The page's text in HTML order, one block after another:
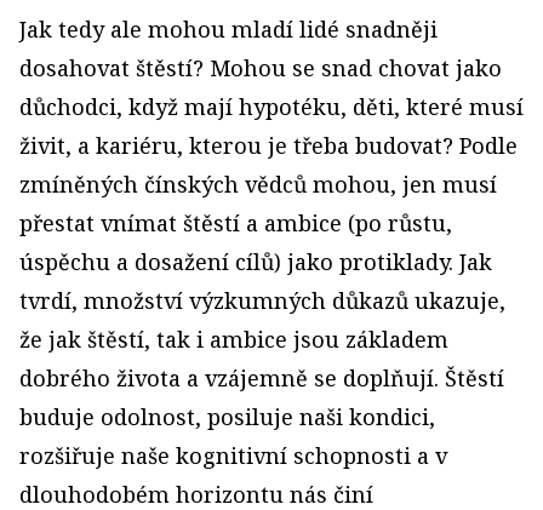
Jak tedy ale mohou mladí lidé snadněji
dosahovat štěstí? Mohou se snad chovat jako
důchodci, když mají hypotéku, děti, které musí
živit, a kariéru, kterou je třeba budovat? Podle
zmíněných čínských vědců mohou, jen musí
přestat vnímat štěstí a ambice (po růstu,
úspěchu a dosažení cílů) jako protiklady. Jak
tvrdí, množství výzkumných důkazů ukazuje,
že jak štěstí, tak i ambice jsou základem
dobrého života a vzájemně se doplňují. Štěstí
buduje odolnost, posiluje naši kondici,
rozšiřuje naše kognitivní schopnosti a v
dlouhodobém horizontu nás činí